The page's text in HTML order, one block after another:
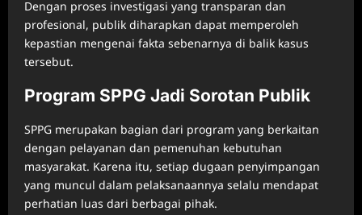
Dengan proses investigasi yang transparan dan
profesional, publik diharapkan dapat memperoleh
kepastian mengenai fakta sebenarnya di balik kasus
tersebut.
Program SPPG Jadi Sorotan Publik
SPPG merupakan bagian dari program yang berkaitan
dengan pelayanan dan pemenuhan kebutuhan
masyarakat. Karena itu, setiap dugaan penyimpangan
yang muncul dalam pelaksanaannya selalu mendapat
perhatian luas dari berbagai pihak.